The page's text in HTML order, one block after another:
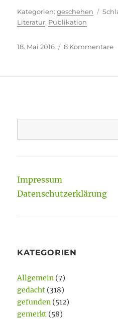
Kategorien
geschehen
Literatur, Publikation
Veröffentlicht
18. Mai 2016 8 Kommentarezu
Impressum
Datenschutzerklärung
KATEGORIEN
Allgemein (7)
gedacht (318)
gefunden (512)
gemerkt (58)